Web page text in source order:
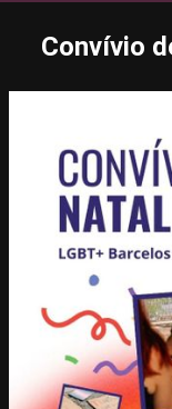
Convívio